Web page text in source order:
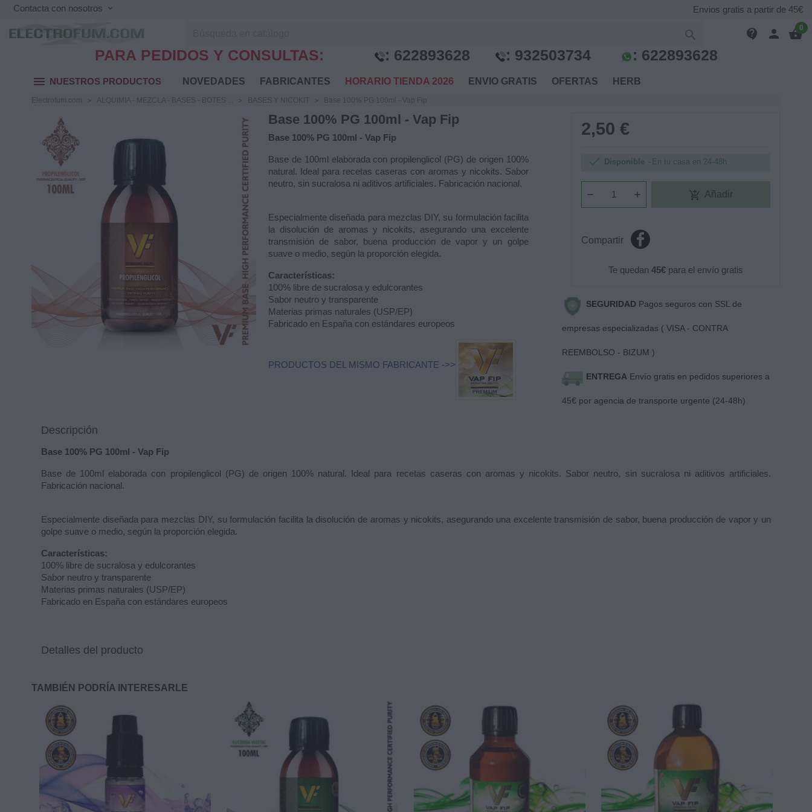
Contacta con nosotros keyboard_arrow_down Envios gratis a partir de 45€
 contact_support person shopping_basket
0
PARA PEDIDOS Y CONSULTAS: : 622893628 : 932503734 : 622893628
menu NUESTROS PRODUCTOS NOVEDADES FABRICANTES HORARIO TIENDA 2026 ENVIO GRATIS OFERTAS HERB
Electrofum.com ALQUIMIA - MEZCLA - BASES - BOTES ... BASES Y NICOKIT Base 100% PG 100ml - Vap Fip
Base 100% PG 100ml - Vap Fip
Base 100% PG 100ml - Vap Fip
Base de 100ml elaborada con propilenglicol (PG) de origen 100%
natural. Ideal para recetas caseras con aromas y nicokits. Sabor
neutro, sin sucralosa ni aditivos artificiales. Fabricación nacional.
Especialmente diseñada para mezclas DIY, su formulación facilita
la disolución de aromas y nicokits, asegurando una excelente
transmisión de sabor, buena producción de vapor y un golpe
suave o medio, según la proporción elegida.
Características:
100% libre de sucralosa y edulcorantes
Sabor neutro y transparente
Materias primas naturales (USP/EP)
Fabricado en España con estándares europeos
PRODUCTOS DEL MISMO FABRICANTE ->>
2,50 €
 Disponible En tu casa en 24-48h
add_shopping_cart Añadir
Compartir
Te quedan 45€para el envío gratis
SEGURIDAD Pagos seguros con SSL de
empresas especializadas ( VISA - CONTRA
REEMBOLSO - BIZUM )
ENTREGA Envío gratis en pedidos superiores a
45€ por agencia de transporte urgente (24-48h)
Descripción
Base 100% PG 100ml - Vap Fip
Base de 100ml elaborada con propilenglicol (PG) de origen 100% natural. Ideal para recetas caseras con aromas y nicokits. Sabor neutro, sin sucralosa ni aditivos artificiales.
Fabricación nacional.
Especialmente diseñada para mezclas DIY, su formulación facilita la disolución de aromas y nicokits, asegurando una excelente transmisión de sabor, buena producción de vapor y un
golpe suave o medio, según la proporción elegida.
Características:
100% libre de sucralosa y edulcorantes
Sabor neutro y transparente
Materias primas naturales (USP/EP)
Fabricado en España con estándares europeos
Detalles del producto
TAMBIÉN PODRÍA INTERESARLE